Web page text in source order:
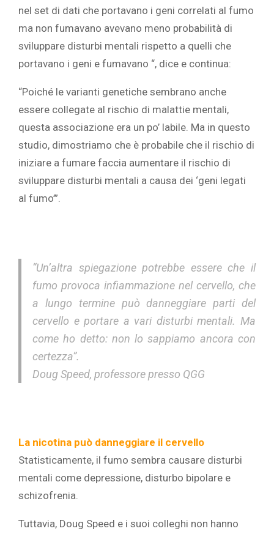
nel set di dati che portavano i geni correlati al fumo
ma non fumavano avevano meno probabilità di
sviluppare disturbi mentali rispetto a quelli che
portavano i geni e fumavano “, dice e continua:
“Poiché le varianti genetiche sembrano anche
essere collegate al rischio di malattie mentali,
questa associazione era un po’ labile. Ma in questo
studio, dimostriamo che è probabile che il rischio di
iniziare a fumare faccia aumentare il rischio di
sviluppare disturbi mentali a causa dei ‘geni legati
al fumo’”.
“Un’altra spiegazione potrebbe essere che il
fumo provoca infiammazione nel cervello, che
a lungo termine può danneggiare parti del
cervello e portare a vari disturbi mentali. Ma
come ho detto: non lo sappiamo ancora con
certezza”.
Doug Speed, professore presso QGG
La nicotina può danneggiare il cervello
Statisticamente, il fumo sembra causare disturbi
mentali come depressione, disturbo bipolare e
schizofrenia.
Tuttavia, Doug Speed e i suoi colleghi non hanno